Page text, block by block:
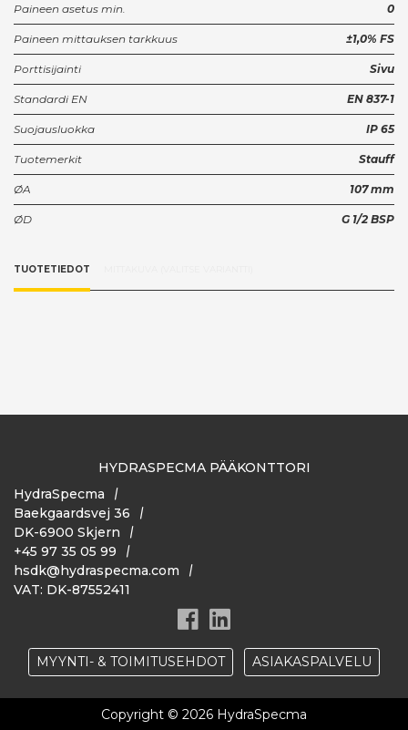
Paineen asetus min. 0
Paineen mittauksen tarkkuus ±1,0% FS
Porttisijainti Sivu
Standardi EN EN 837-1
Suojausluokka IP 65
Tuotemerkit Stauff
ØA 107 mm
ØD G 1/2 BSP
TUOTETIEDOT
HYDRASPECMA PÄÄKONTTORI
HydraSpecma
Baekgaardsvej 36
DK-6900 Skjern
+45 97 35 05 99
hsdk@hydraspecma.com
VAT: DK-87552411
MYYNTI- & TOIMITUSEHDOT ASIAKASPALVELU
Copyright © 2026 HydraSpecma